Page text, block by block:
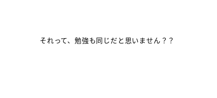
それって、勉強も同じだと思いません？？